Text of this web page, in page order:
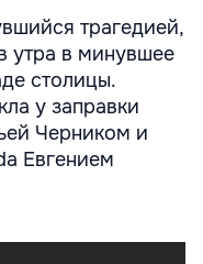
трагедией,
утра в минувшее
столицы.
у заправки
Черником и
Евгением